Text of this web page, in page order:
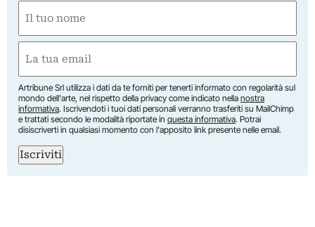
(Required)
First
(Required)
Artribune Srl utilizza i dati da te forniti per tenerti informato con regolarità sul
mondo dell'arte, nel rispetto della privacy come indicato nella nostra
informativa. Iscrivendoti i tuoi dati personali verranno trasferiti su MailChimp
e trattati secondo le modalità riportate in questa informativa. Potrai
disiscriverti in qualsiasi momento con l'apposito link presente nelle email.
Iscriviti